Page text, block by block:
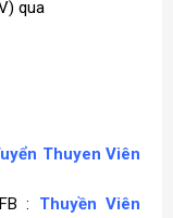
qua
Thuyen Viên
: Thuyền Viên